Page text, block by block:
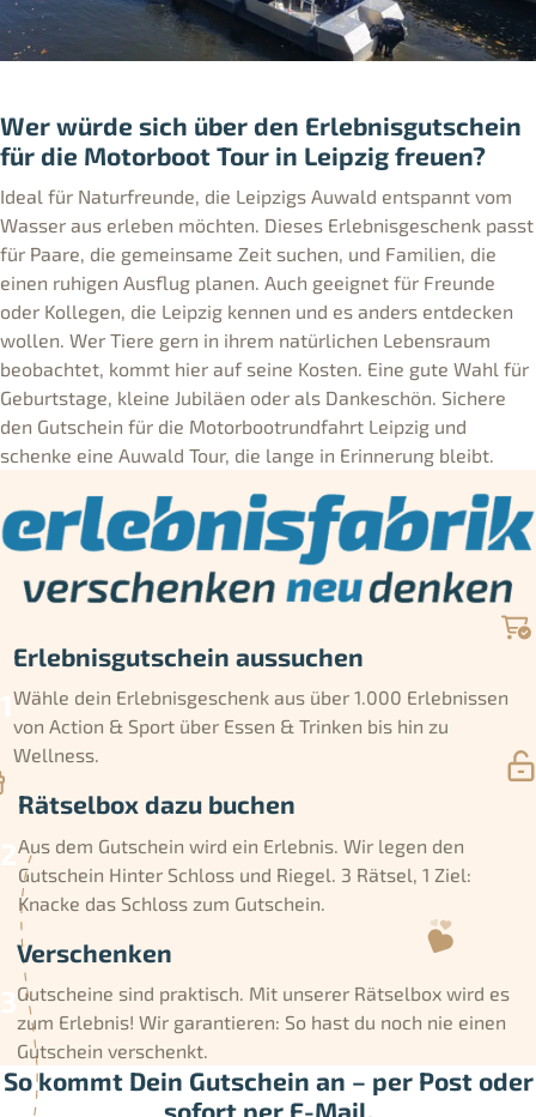
Wer würde sich über den Erlebnisgutschein
für die Motorboot Tour in Leipzig freuen?
Ideal für Naturfreunde, die Leipzigs Auwald entspannt vom
Wasser aus erleben möchten. Dieses Erlebnisgeschenk passt
für Paare, die gemeinsame Zeit suchen, und Familien, die
einen ruhigen Ausflug planen. Auch geeignet für Freunde
oder Kollegen, die Leipzig kennen und es anders entdecken
wollen. Wer Tiere gern in ihrem natürlichen Lebensraum
beobachtet, kommt hier auf seine Kosten. Eine gute Wahl für
Geburtstage, kleine Jubiläen oder als Dankeschön. Sichere
den Gutschein für die Motorbootrundfahrt Leipzig und
schenke eine Auwald Tour, die lange in Erinnerung bleibt.
Erlebnisgutschein aussuchen
Wähle dein Erlebnisgeschenk aus über 1.000 Erlebnissen
von Action & Sport über Essen & Trinken bis hin zu
Wellness.
Rätselbox dazu buchen
Aus dem Gutschein wird ein Erlebnis. Wir legen den
Gutschein Hinter Schloss und Riegel. 3 Rätsel, 1 Ziel:
Knacke das Schloss zum Gutschein.
Verschenken
Gutscheine sind praktisch. Mit unserer Rätselbox wird es
zum Erlebnis! Wir garantieren: So hast du noch nie einen
Gutschein verschenkt.
So kommt Dein Gutschein an – per Post oder
sofort per E-Mail.